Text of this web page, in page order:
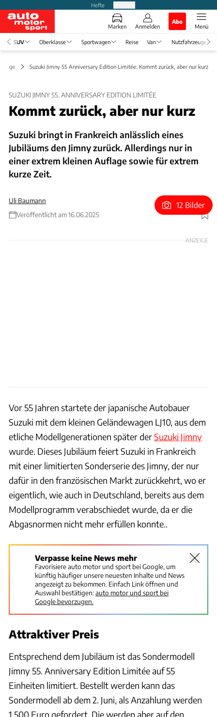
Hefte
Marken Anmelden
Abo
Menü
SUV Oberklasse Sportwagen Reise Van Nutzfahrzeuge
Suzuki Jimny 55 Anniversary Edition Limitée: Kommt zurück, aber nur kurz
SUZUKI JIMNY 55. ANNIVERSARY EDITION LIMITÉE
Kommt zurück, aber nur kurz
Suzuki bringt in Frankreich anlässlich eines
Jubiläums den Jimny zurück. Allerdings nur in
einer extrem kleinen Auflage sowie für extrem
kurze Zeit.
Uli Baumann
Veröffentlicht am 16.06.2025
Foto: Suzuki
12 Bilder
ANZEIGE
Vor 55 Jahren startete der japanische Autobauer
Suzuki mit dem kleinen Geländewagen LJ10, aus dem
etliche Modellgenerationen später derSuzuki Jimny
wurde. Dieses Jubiläum feiert Suzuki in Frankreich
mit einer limitierten Sonderserie des Jimny, der nur
dafür in den französischen Markt zurückkehrt, wo er
eigentlich, wie auch in Deutschland, bereits aus dem
Modellprogramm verabschiedet wurde, da er die
Abgasnormen nicht mehr erfüllen konnte..
Verpasse keine News mehr
Favorisiere auto motor und sport bei Google, um
künftig häufiger unsere neuesten Inhalte und News
angezeigt zu bekommen. Einfach Link öffnen und
Auswahl bestätigen:auto motor und sport bei
Google bevorzugen.
Attraktiver Preis
Entsprechend dem Jubiläum ist das Sondermodell
Jimny 55. Anniversary Edition Limitée auf 55
Einheiten limitiert. Bestellt werden kann das
Sondermodell ab dem 2. Juni, als Anzahlung werden
1.500 Euro gefordert. Die werden aber auf den